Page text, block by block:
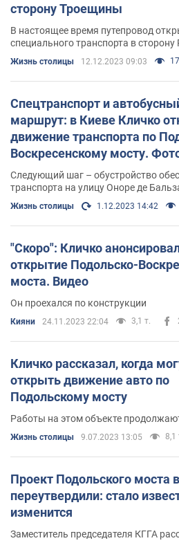
сторону Троещины
В настоящее время путепровод
специального транспорта в сторону
Жизнь столицы 12.12.2023 09:03
Спецтранспорт и
маршрут: в Киеве Кличко
движение транспорта по
Воскресенскому мосту.
Следующий шаг – обустройство
транспорта на улицу Оноре де
Жизнь столицы 1.12.2023 14:42
"Скоро": Кличко
открытие Подольско-
моста. Видео
Он проехался по конструкции
Кияни 24.11.2023 22:04 3,1 т.
Кличко рассказал, когда
открыть движение авто по
Подольскому мосту
Работы на этом объекте
Жизнь столицы 9.07.2023 13:05 8,1
Проект Подольского моста
переутвердили: стало
изменится
Заместитель председателя КГГА